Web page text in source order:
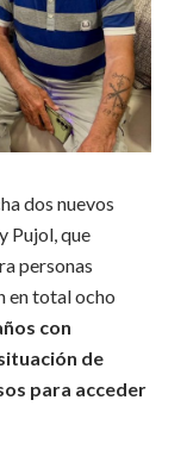
dos nuevos
Pujol, que
personas
en total ocho
con
de
para acceder